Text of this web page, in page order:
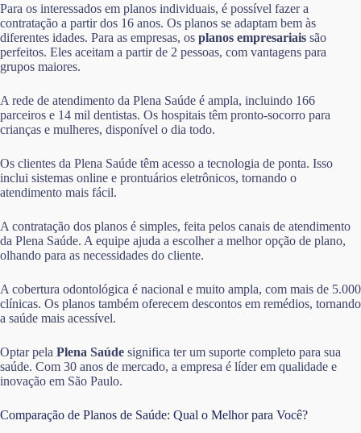
Para os interessados em planos individuais, é possível fazer a
contratação a partir dos 16 anos. Os planos se adaptam bem às
diferentes idades. Para as empresas, os planos empresariais são
perfeitos. Eles aceitam a partir de 2 pessoas, com vantagens para
grupos maiores.
A rede de atendimento da Plena Saúde é ampla, incluindo 166
parceiros e 14 mil dentistas. Os hospitais têm pronto-socorro para
crianças e mulheres, disponível o dia todo.
Os clientes da Plena Saúde têm acesso a tecnologia de ponta. Isso
inclui sistemas online e prontuários eletrônicos, tornando o
atendimento mais fácil.
A contratação dos planos é simples, feita pelos canais de atendimento
da Plena Saúde. A equipe ajuda a escolher a melhor opção de plano,
olhando para as necessidades do cliente.
A cobertura odontológica é nacional e muito ampla, com mais de 5.000
clínicas. Os planos também oferecem descontos em remédios, tornando
a saúde mais acessível.
Optar pela Plena Saúde significa ter um suporte completo para sua
saúde. Com 30 anos de mercado, a empresa é líder em qualidade e
inovação em São Paulo.
Comparação de Planos de Saúde: Qual o Melhor para Você?